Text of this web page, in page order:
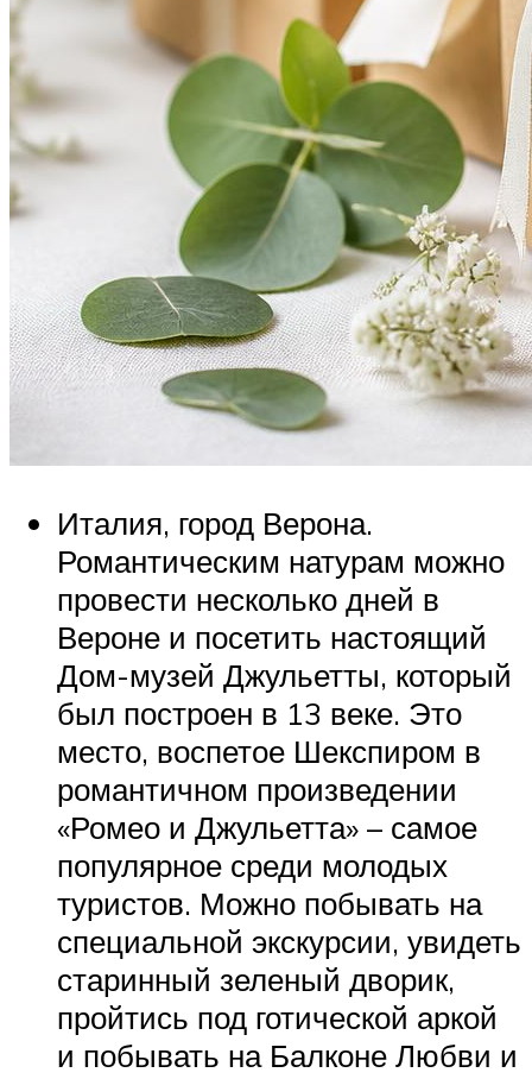
Италия, город Верона.
Романтическим натурам можно
провести несколько дней в
Вероне и посетить настоящий
Дом-музей Джульетты, который
был построен в 13 веке. Это
место, воспетое Шекспиром в
романтичном произведении
«Ромео и Джульетта» – самое
популярное среди молодых
туристов. Можно побывать на
специальной экскурсии, увидеть
старинный зеленый дворик,
пройтись под готической аркой
и побывать на Балконе Любви и